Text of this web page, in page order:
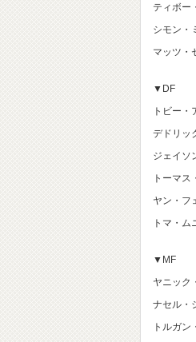
ティボー
シモン・
マッツ・
▼DF
トビー・
デドリッ
ジェイソ
トーマス
ヤン・フ
トマ・ム
▼MF
ヤニック
ナセル・
トルガン